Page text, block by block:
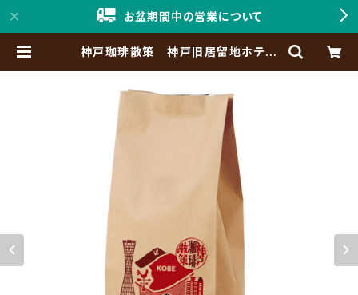
お盆期間中の営業について
神戸珈琲散策 神戸旧居留地ホテル